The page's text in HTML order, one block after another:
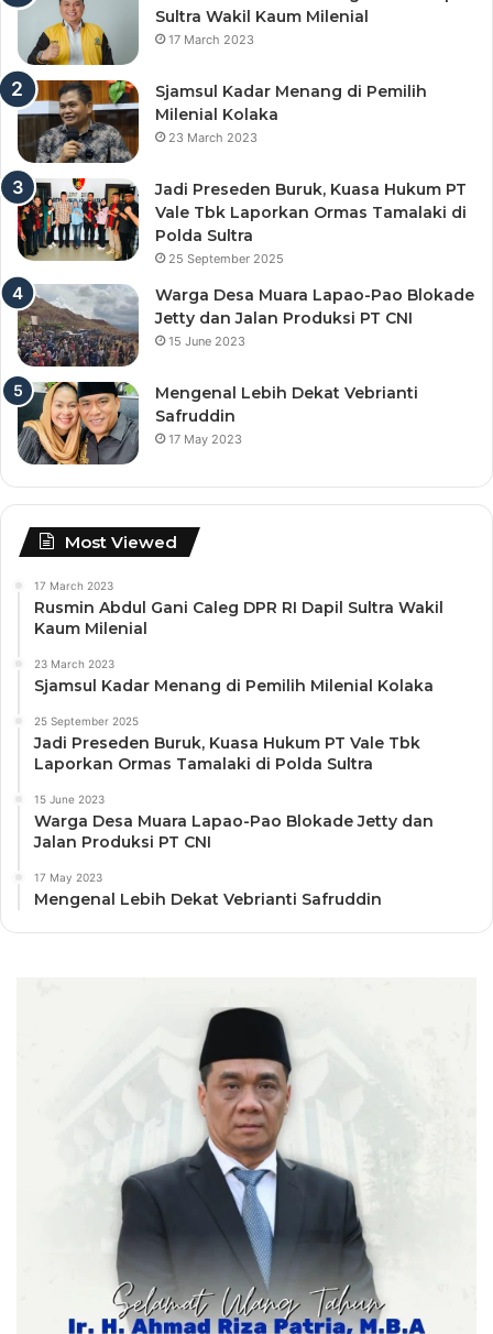
Sultra Wakil Kaum Milenial
17 March 2023
Sjamsul Kadar Menang di Pemilih
Milenial Kolaka
23 March 2023
Jadi Preseden Buruk, Kuasa Hukum PT
Vale Tbk Laporkan Ormas Tamalaki di
Polda Sultra
25 September 2025
Warga Desa Muara Lapao-Pao Blokade
Jetty dan Jalan Produksi PT CNI
15 June 2023
Mengenal Lebih Dekat Vebrianti
Safruddin
17 May 2023
Most Viewed
17 March 2023
Rusmin Abdul Gani Caleg DPR RI Dapil Sultra Wakil
Kaum Milenial
23 March 2023
Sjamsul Kadar Menang di Pemilih Milenial Kolaka
25 September 2025
Jadi Preseden Buruk, Kuasa Hukum PT Vale Tbk
Laporkan Ormas Tamalaki di Polda Sultra
15 June 2023
Warga Desa Muara Lapao-Pao Blokade Jetty dan
Jalan Produksi PT CNI
17 May 2023
Mengenal Lebih Dekat Vebrianti Safruddin